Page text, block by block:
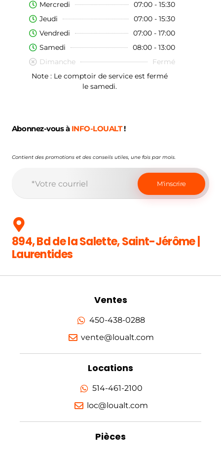
Mercredi
07:00 - 15:30
Jeudi
07:00 - 15:30
Vendredi
07:00 - 17:00
Samedi
08:00 - 13:00
Dimanche
Fermé
Note : Le comptoir de service est fermé
le samedi.
Abonnez-vous à INFO-LOUALT!
Contient des promotions et des conseils utiles, une fois par mois.
894, Bd de la Salette, Saint-Jérôme |
Laurentides
Ventes
450-438-0288
vente@loualt.com
Locations
514-461-2100
loc@loualt.com
Pièces